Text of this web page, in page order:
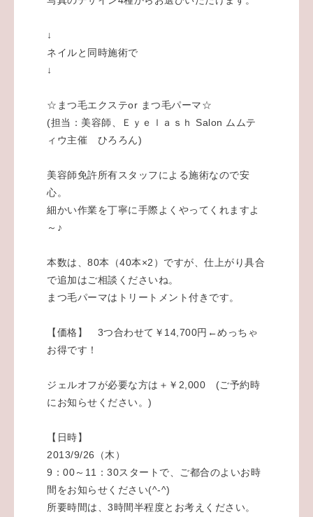
↓
ネイルと同時施術で
↓
☆まつ毛エクステor まつ毛パーマ☆
(担当：美容師、Ｅｙｅｌａｓｈ Salon ムムテ
ィウ主催 ひろろん)
美容師免許所有スタッフによる施術なので安
心。
細かい作業を丁寧に手際よくやってくれますよ
～♪
本数は、80本（40本×2）ですが、仕上がり具合
で追加はご相談くださいね。
まつ毛パーマはトリートメント付きです。
【価格】 3つ合わせて￥14,700円←めっちゃ
お得です！
ジェルオフが必要な方は＋￥2,000 (ご予約時
にお知らせください。)
【日時】
2013/9/26（木）
9：00～11：30スタートで、ご都合のよいお時
間をお知らせください(^-^)
所要時間は、3時間半程度とお考えください。